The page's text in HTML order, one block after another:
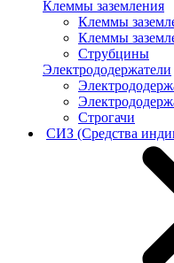
Клеммы заземления
Клеммы
Клеммы
Струбцины
Электрододержатели
Строгачи
СИЗ (Средства